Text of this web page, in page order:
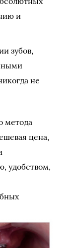
и
зубов,
не
метода
цена,
удобством,